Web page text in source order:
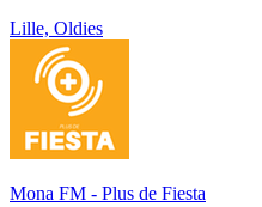
Lille, Oldies
Mona FM - Plus de Fiesta